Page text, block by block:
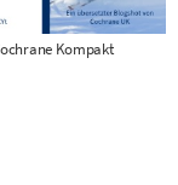
Kompakt